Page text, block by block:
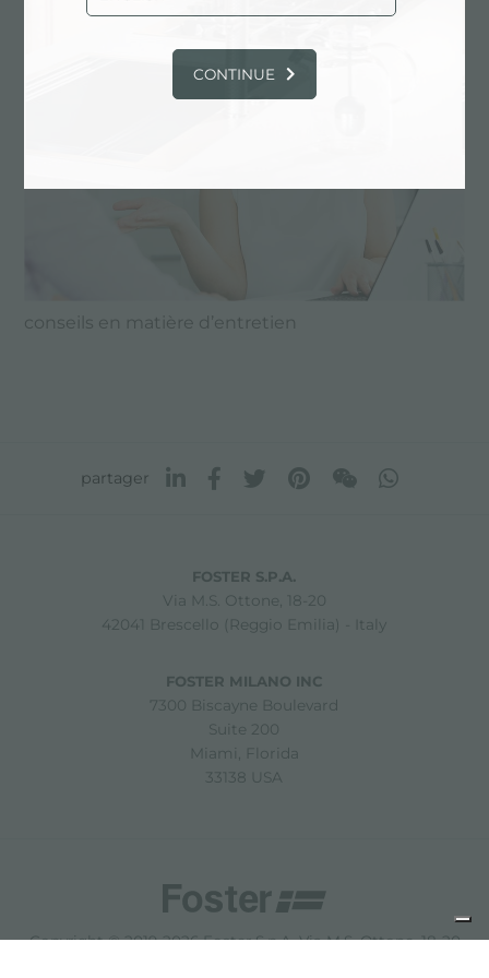
conseils en matière d’entretien
partager
FOSTER S.P.A.
Via M.S. Ottone, 18-20
42041 Brescello (Reggio Emilia) - Italy
FOSTER MILANO INC
7300 Biscayne Boulevard
Suite 200
Miami, Florida
33138 USA
CONTINUE
Copyright © 2019-2026 Foster S.p.A. Via M.S. Ottone, 18-20